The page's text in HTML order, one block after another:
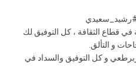
#رشيد_سعيدي
قطاع الثقافة ، كل التوفيق لك
و التألق.
و كل التوفيق والسداد في